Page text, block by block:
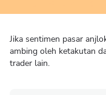
Jika sentimen pasar
ambing oleh ketakutan
trader lain.